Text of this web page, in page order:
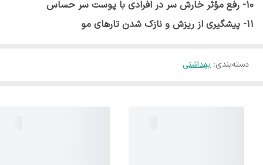
10- رفع مؤثر خارش سر در افرادی با پوست سر حساس
11- پیشگیری از ریزش و نازک شدن تارهای مو
دسته‌بندی: بهداشتی